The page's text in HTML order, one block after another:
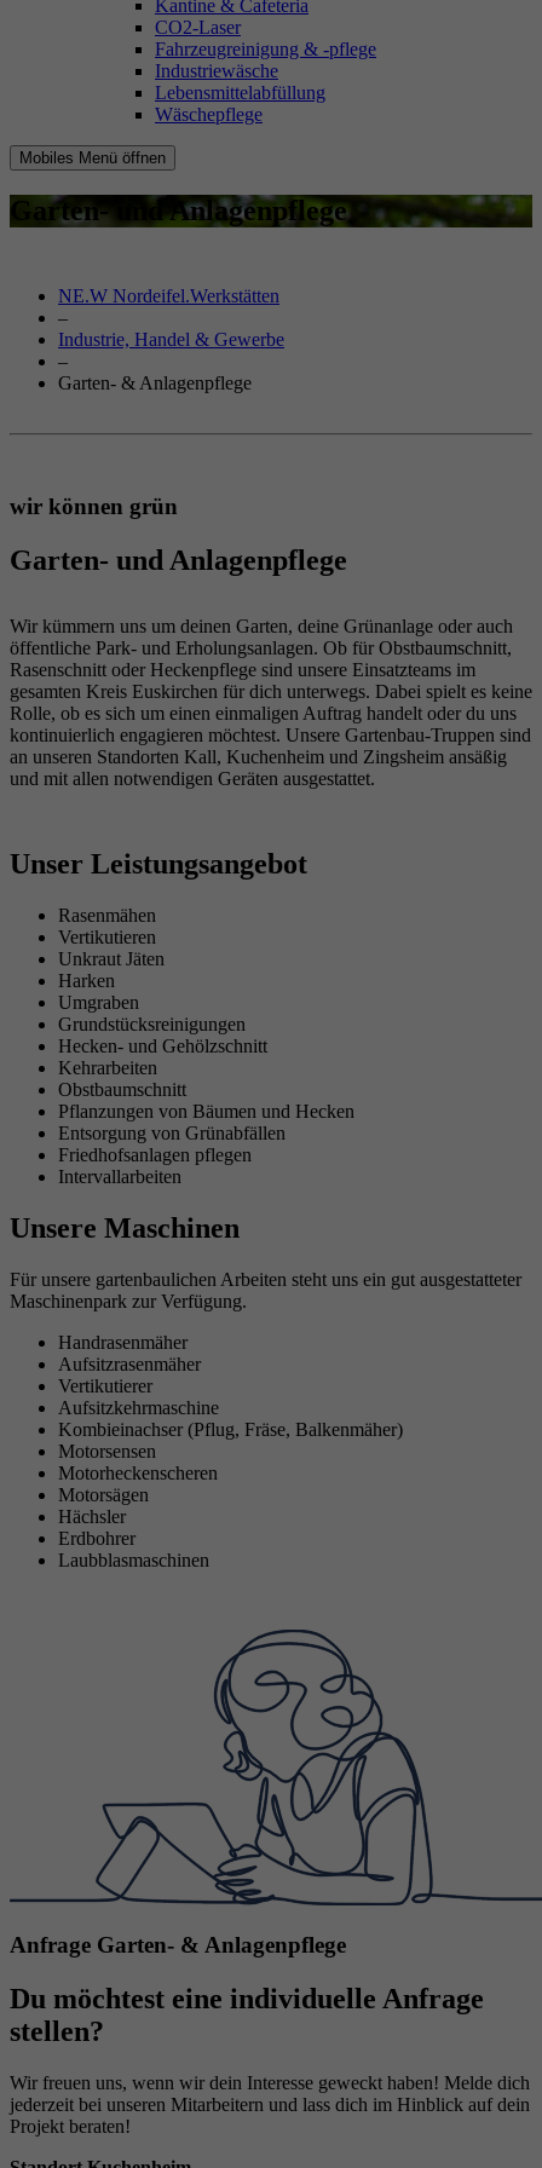
Kantine & Cafeteria
CO2-Laser
Fahrzeugreinigung & -pflege
Industriewäsche
Lebensmittelabfüllung
Wäschepflege
Mobiles Menü öffnen
Garten- und Anlagenpflege
NE.W Nordeifel.Werkstätten
–
Industrie, Handel & Gewerbe
–
Garten- & Anlagenpflege
wir können grün
Garten- und Anlagenpflege
Wir kümmern uns um deinen Garten, deine Grünanlage oder auch
öffentliche Park- und Erholungsanlagen. Ob für Obstbaumschnitt,
Rasenschnitt oder Heckenpflege sind unsere Einsatzteams im
gesamten Kreis Euskirchen für dich unterwegs. Dabei spielt es keine
Rolle, ob es sich um einen einmaligen Auftrag handelt oder du uns
kontinuierlich engagieren möchtest. Unsere Gartenbau-Truppen sind
an unseren Standorten Kall, Kuchenheim und Zingsheim ansäßig
und mit allen notwendigen Geräten ausgestattet.
Unser Leistungsangebot
Rasenmähen
Vertikutieren
Unkraut Jäten
Harken
Umgraben
Grundstücksreinigungen
Hecken- und Gehölzschnitt
Kehrarbeiten
Obstbaumschnitt
Pflanzungen von Bäumen und Hecken
Entsorgung von Grünabfällen
Friedhofsanlagen pflegen
Intervallarbeiten
Unsere Maschinen
Für unsere gartenbaulichen Arbeiten steht uns ein gut ausgestatteter
Maschinenpark zur Verfügung.
Handrasenmäher
Aufsitzrasenmäher
Vertikutierer
Aufsitzkehrmaschine
Kombieinachser (Pflug, Fräse, Balkenmäher)
Motorsensen
Motorheckenscheren
Motorsägen
Hächsler
Erdbohrer
Laubblasmaschinen
Anfrage Garten- & Anlagenpflege
Du möchtest eine individuelle Anfrage
stellen?
Wir freuen uns, wenn wir dein Interesse geweckt haben! Melde dich
jederzeit bei unseren Mitarbeitern und lass dich im Hinblick auf dein
Projekt beraten!